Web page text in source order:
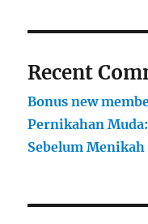
Recent
Bonus new
Pernikahan
Sebelum Menikah